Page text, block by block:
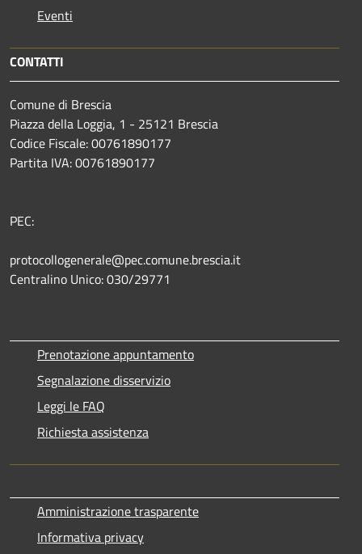
Eventi
CONTATTI
Comune di Brescia
Piazza della Loggia, 1 - 25121 Brescia
Codice Fiscale: 00761890177
Partita IVA: 00761890177
PEC:
protocollogenerale@pec.comune.brescia.it
Centralino Unico: 030/29771
Prenotazione appuntamento
Segnalazione disservizio
Leggi le FAQ
Richiesta assistenza
Amministrazione trasparente
Informativa privacy